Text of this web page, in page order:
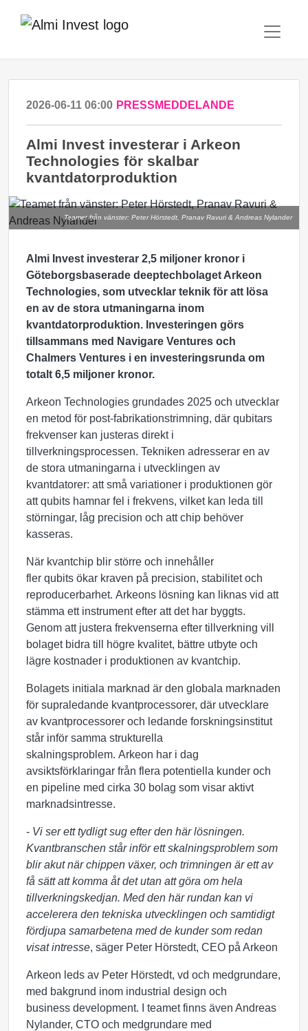
2026-06-11 06:00 PRESSMEDDELANDE
Almi Invest investerar i Arkeon
Technologies för skalbar
kvantdatorproduktion
Teamet från vänster: Peter Hörstedt, Pranav Ravuri & Andreas Nylander
Almi Invest investerar 2,5 miljoner kronor i
Göteborgsbaserade deeptechbolaget Arkeon
Technologies, som utvecklar teknik för att lösa
en av de stora utmaningarna inom
kvantdatorproduktion. Investeringen görs
tillsammans med Navigare Ventures och
Chalmers Ventures i en investeringsrunda om
totalt 6,5 miljoner kronor.
Arkeon Technologies grundades 2025 och utvecklar
en metod för post-fabrikationstrimning, där qubitars
frekvenser kan justeras direkt i
tillverkningsprocessen. Tekniken adresserar en av
de stora utmaningarna i utvecklingen av
kvantdatorer: att små variationer i produktionen gör
att qubits hamnar fel i frekvens, vilket kan leda till
störningar, låg precision och att chip behöver
kasseras.
När kvantchip blir större och innehåller
fler qubits ökar kraven på precision, stabilitet och
reproducerbarhet. Arkeons lösning kan liknas vid att
stämma ett instrument efter att det har byggts.
Genom att justera frekvenserna efter tillverkning vill
bolaget bidra till högre kvalitet, bättre utbyte och
lägre kostnader i produktionen av kvantchip.
Bolagets initiala marknad är den globala marknaden
för supraledande kvantprocessorer, där utvecklare
av kvantprocessorer och ledande forskningsinstitut
står inför samma strukturella
skalningsproblem. Arkeon har i dag
avsiktsförklaringar från flera potentiella kunder och
en pipeline med cirka 30 bolag som visar aktivt
marknadsintresse.
- Vi ser ett tydligt sug efter den här lösningen.
Kvantbranschen står inför ett skalningsproblem som
blir akut när chippen växer, och trimningen är ett av
få sätt att komma åt det utan att göra om hela
tillverkningskedjan. Med den här rundan kan vi
accelerera den tekniska utvecklingen och samtidigt
fördjupa samarbetena med de kunder som redan
visat intresse, säger Peter Hörstedt, CEO på Arkeon
Arkeon leds av Peter Hörstedt, vd och medgrundare,
med bakgrund inom industrial design och
business development. I teamet finns även Andreas
Nylander, CTO och medgrundare med